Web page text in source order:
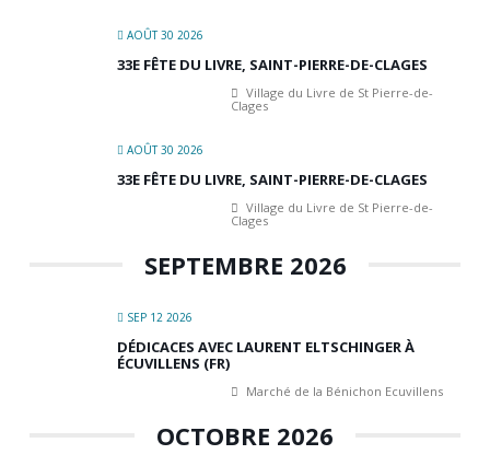
AOÛT 30 2026
33E FÊTE DU LIVRE, SAINT-PIERRE-DE-CLAGES
Village du Livre de St Pierre-de-
Clages
AOÛT 30 2026
33E FÊTE DU LIVRE, SAINT-PIERRE-DE-CLAGES
Village du Livre de St Pierre-de-
Clages
SEPTEMBRE 2026
SEP 12 2026
DÉDICACES AVEC LAURENT ELTSCHINGER À
ÉCUVILLENS (FR)
Marché de la Bénichon Ecuvillens
OCTOBRE 2026